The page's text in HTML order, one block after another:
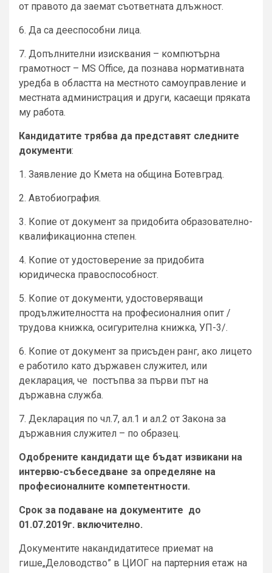
от правото да заемат съответната длъжност.
6. Да са дееспособни лица.
7. Допълнителни изисквания – компютърна
грамотност – MS Office, да познава нормативната
уредба в областта на местното самоуправление и
местната администрация и други, касаещи пряката
му работа.
Кандидатите трябва да представят следните
документи:
1. Заявление до Кмета на община Ботевград.
2. Автобиография.
3. Копие от документ за придобита образователно-
квалификационна степен.
4. Копие от удостоверение за придобита
юридическа правоспособност.
5. Копие от документи, удостоверяващи
продължителността на професионалния опит /
трудова книжка, осигурителна книжка, УП-3/.
6. Копие от документ за присъден ранг, ако лицето
е работило като държавен служител, или
декларация, че постъпва за първи път на
държавна служба.
7. Декларация по чл.7, ал.1 и ал.2 от Закона за
държавния служител – по образец.
Одобрените кандидати ще бъдат извикани на
интервю-събеседване за определяне на
професионалните компетентности.
Срок за подаване на документите до
01.07.2019г. включително.
Документите накандидатитесе приемат на
гише„Деловодство” в ЦИОГ на партерния етаж на